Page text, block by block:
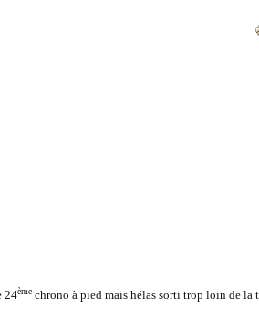
24ème chrono à pied mais hélas sorti trop loin de la